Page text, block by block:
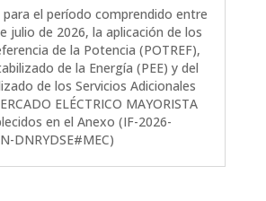
para el período comprendido entre
julio de 2026, la aplicación de los
de la Potencia (POTREF),
de la Energía (PEE) y del
de los Servicios Adicionales
ELÉCTRICO MAYORISTA
en el Anexo (IF-2026-
DNRYDSE#MEC)